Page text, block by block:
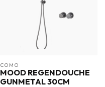
COMO
MOOD REGENDOUCHE
GUNMETAL 30CM